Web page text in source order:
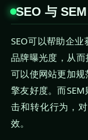
SEO 与
SEO可以帮助企
品牌曝光度，从
可以使网站更加
擎友好度。而
击和转化行为，
效。